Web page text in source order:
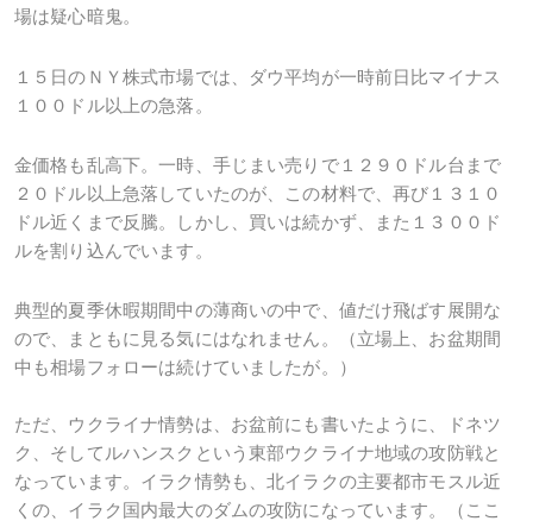
場は疑心暗鬼。
１５日のＮＹ株式市場では、ダウ平均が一時前日比マイナス
１００ドル以上の急落。
金価格も乱高下。一時、手じまい売りで１２９０ドル台まで
２０ドル以上急落していたのが、この材料で、再び１３１０
ドル近くまで反騰。しかし、買いは続かず、また１３００ド
ルを割り込んでいます。
典型的夏季休暇期間中の薄商いの中で、値だけ飛ばす展開な
ので、まともに見る気にはなれません。（立場上、お盆期間
中も相場フォローは続けていましたが。）
ただ、ウクライナ情勢は、お盆前にも書いたように、ドネツ
ク、そしてルハンスクという東部ウクライナ地域の攻防戦と
なっています。イラク情勢も、北イラクの主要都市モスル近
くの、イラク国内最大のダムの攻防になっています。（ここ